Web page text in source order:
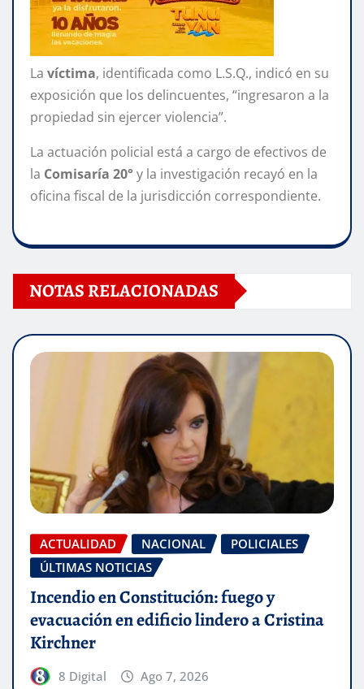
La víctima, identificada como L.S.Q., indicó en su
exposición que los delincuentes, “ingresaron a la
propiedad sin ejercer violencia”.
La actuación policial está a cargo de efectivos de
la Comisaría 20°y la investigación recayó en la
oficina fiscal de la jurisdicción correspondiente.
NOTAS RELACIONADAS
ACTUALIDAD NACIONAL
POLICIALES
ÚLTIMAS NOTICIAS
Incendio en Constitución: fuego y
evacuación en edificio lindero a Cristina
Kirchner
8 Digital Ago 7, 2026